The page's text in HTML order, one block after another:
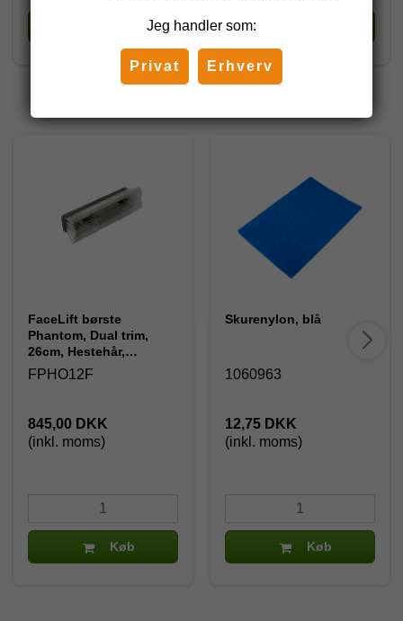
FaceLift børste
Phantom, Dual trim,
26cm, Hestehår,
spraydyse
FPHO12F
845,00 DKK
(inkl. moms)
Køb
Skurenylon, blå
1060963
12,75 DKK
(inkl. moms)
Køb
Jeg handler som:
Privat Erhverv